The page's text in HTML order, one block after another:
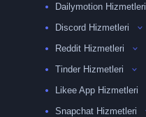
Dailymotion Hizmetleri
Discord Hizmetleri
Reddit Hizmetleri
Tinder Hizmetleri
Likee App Hizmetleri
Snapchat Hizmetleri